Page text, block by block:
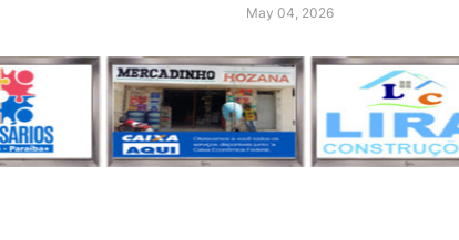
May 04, 2026